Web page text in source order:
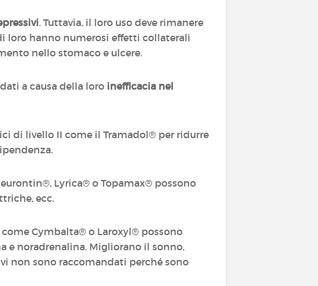
. Tuttavia, il loro uso deve rimanere
loro hanno numerosi effetti collaterali
nello stomaco e ulcere.
a causa della loro inefficacia nel
di livello II come il Tramadol® per ridurre
Lyrica® o Topamax® possono
ecc.
Cymbalta® o Laroxyl® possono
e noradrenalina. Migliorano il sonno,
non sono raccomandati perché sono